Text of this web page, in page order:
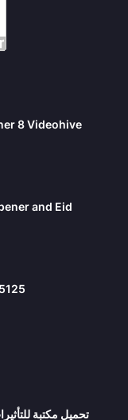
8 Videohive
and Eid
تحميل مكتبة